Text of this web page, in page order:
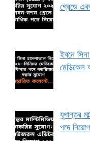
গ্রেডে
ইবনে
মেডিকেল
যুগান্তর
পদে